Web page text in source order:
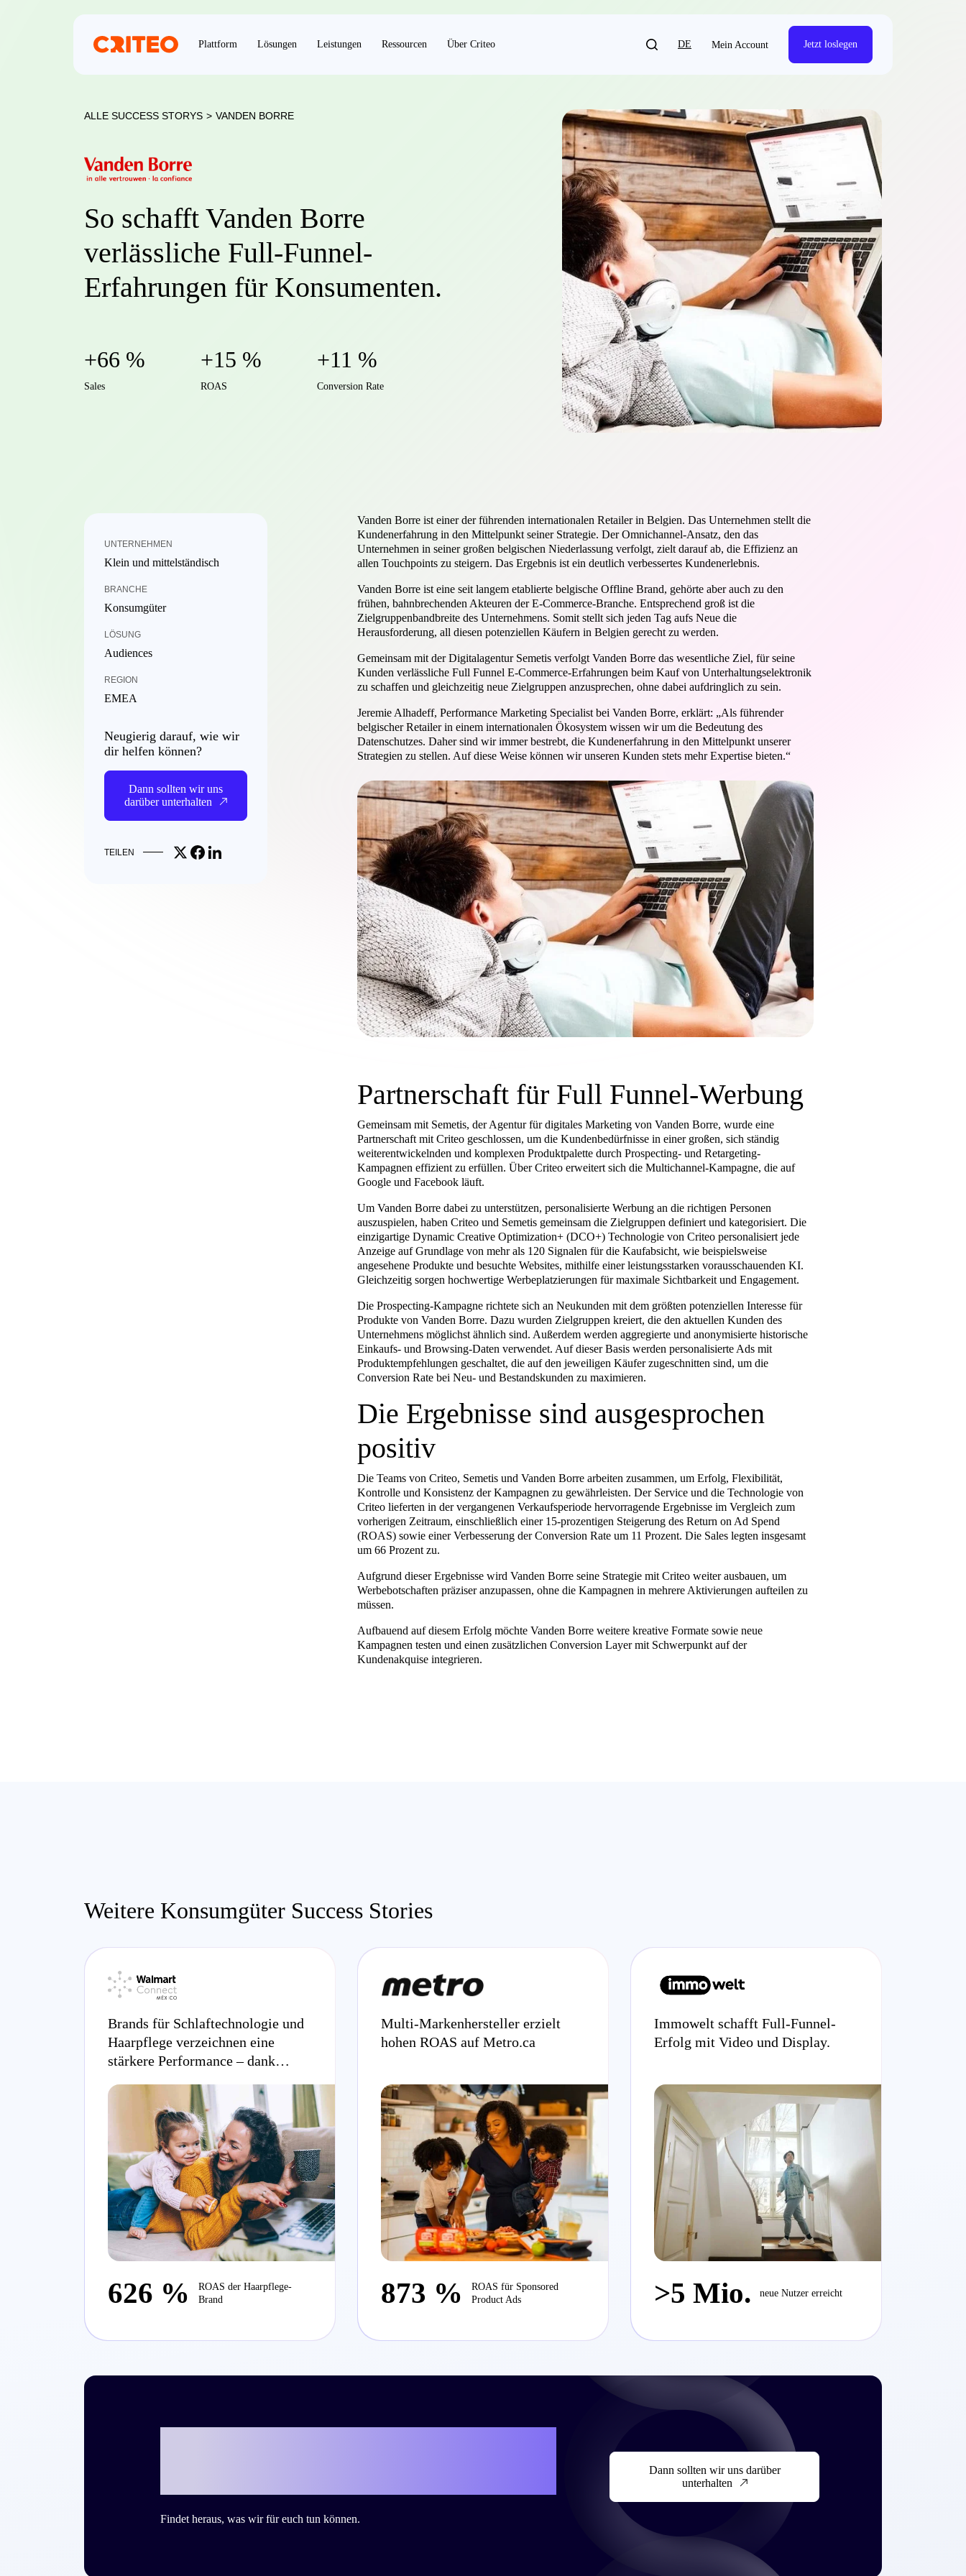
Plattform Lösungen Leistungen Ressourcen Über Criteo DE Mein Account Jetzt loslegen
ALLE SUCCESS STORYS > VANDEN BORRE
So schafft Vanden Borre
verlässliche Full-Funnel-
Erfahrungen für Konsumenten.
+66 %
Sales
+15 %
ROAS
+11 %
Conversion Rate
UNTERNEHMEN
Klein und mittelständisch
BRANCHE
Konsumgüter
LÖSUNG
Audiences
REGION
EMEA
Neugierig darauf, wie wir
dir helfen können?
Dann sollten wir uns
darüber unterhalten
TEILEN Share on X
Share on Facebook
Share on LinkedIn
Vanden Borre ist einer der führenden internationalen Retailer in Belgien. Das Unternehmen stellt die
Kundenerfahrung in den Mittelpunkt seiner Strategie. Der Omnichannel-Ansatz, den das
Unternehmen in seiner großen belgischen Niederlassung verfolgt, zielt darauf ab, die Effizienz an
allen Touchpoints zu steigern. Das Ergebnis ist ein deutlich verbessertes Kundenerlebnis.
Vanden Borre ist eine seit langem etablierte belgische Offline Brand, gehörte aber auch zu den
frühen, bahnbrechenden Akteuren der E-Commerce-Branche. Entsprechend groß ist die
Zielgruppenbandbreite des Unternehmens. Somit stellt sich jeden Tag aufs Neue die
Herausforderung, all diesen potenziellen Käufern in Belgien gerecht zu werden.
Gemeinsam mit der Digitalagentur Semetis verfolgt Vanden Borre das wesentliche Ziel, für seine
Kunden verlässliche Full Funnel E-Commerce-Erfahrungen beim Kauf von Unterhaltungselektronik
zu schaffen und gleichzeitig neue Zielgruppen anzusprechen, ohne dabei aufdringlich zu sein.
Jeremie Alhadeff, Performance Marketing Specialist bei Vanden Borre, erklärt: „Als führender
belgischer Retailer in einem internationalen Ökosystem wissen wir um die Bedeutung des
Datenschutzes. Daher sind wir immer bestrebt, die Kundenerfahrung in den Mittelpunkt unserer
Strategien zu stellen. Auf diese Weise können wir unseren Kunden stets mehr Expertise bieten.“
Partnerschaft für Full Funnel-Werbung
Gemeinsam mit Semetis, der Agentur für digitales Marketing von Vanden Borre, wurde eine
Partnerschaft mit Criteo geschlossen, um die Kundenbedürfnisse in einer großen, sich ständig
weiterentwickelnden und komplexen Produktpalette durch Prospecting- und Retargeting-
Kampagnen effizient zu erfüllen. Über Criteo erweitert sich die Multichannel-Kampagne, die auf
Google und Facebook läuft.
Um Vanden Borre dabei zu unterstützen, personalisierte Werbung an die richtigen Personen
auszuspielen, haben Criteo und Semetis gemeinsam die Zielgruppen definiert und kategorisiert. Die
einzigartige Dynamic Creative Optimization+ (DCO+) Technologie von Criteo personalisiert jede
Anzeige auf Grundlage von mehr als 120 Signalen für die Kaufabsicht, wie beispielsweise
angesehene Produkte und besuchte Websites, mithilfe einer leistungsstarken vorausschauenden KI.
Gleichzeitig sorgen hochwertige Werbeplatzierungen für maximale Sichtbarkeit und Engagement.
Die Prospecting-Kampagne richtete sich an Neukunden mit dem größten potenziellen Interesse für
Produkte von Vanden Borre. Dazu wurden Zielgruppen kreiert, die den aktuellen Kunden des
Unternehmens möglichst ähnlich sind. Außerdem werden aggregierte und anonymisierte historische
Einkaufs- und Browsing-Daten verwendet. Auf dieser Basis werden personalisierte Ads mit
Produktempfehlungen geschaltet, die auf den jeweiligen Käufer zugeschnitten sind, um die
Conversion Rate bei Neu- und Bestandskunden zu maximieren.
Die Ergebnisse sind ausgesprochen
positiv
Die Teams von Criteo, Semetis und Vanden Borre arbeiten zusammen, um Erfolg, Flexibilität,
Kontrolle und Konsistenz der Kampagnen zu gewährleisten. Der Service und die Technologie von
Criteo lieferten in der vergangenen Verkaufsperiode hervorragende Ergebnisse im Vergleich zum
vorherigen Zeitraum, einschließlich einer 15-prozentigen Steigerung des Return on Ad Spend
(ROAS) sowie einer Verbesserung der Conversion Rate um 11 Prozent. Die Sales legten insgesamt
um 66 Prozent zu.
Aufgrund dieser Ergebnisse wird Vanden Borre seine Strategie mit Criteo weiter ausbauen, um
Werbebotschaften präziser anzupassen, ohne die Kampagnen in mehrere Aktivierungen aufteilen zu
müssen.
Aufbauend auf diesem Erfolg möchte Vanden Borre weitere kreative Formate sowie neue
Kampagnen testen und einen zusätzlichen Conversion Layer mit Schwerpunkt auf der
Kundenakquise integrieren.
Weitere Konsumgüter Success Stories
Brands für Schlaftechnologie und
Haarpflege verzeichnen eine
stärkere Performance – dank
626 %
ROAS der Haarpflege-
Brand
Multi-Markenhersteller erzielt
hohen ROAS auf Metro.ca
873 %
ROAS für Sponsored
Product Ads
Immowelt schafft Full-Funnel-
Erfolg mit Video und Display.
>5 Mio. neue Nutzer erreicht
Findet heraus, was wir für euch tun können.
Dann sollten wir uns darüber
unterhalten